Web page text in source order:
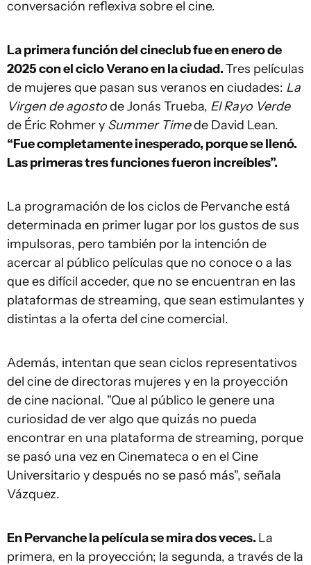
conversación reflexiva sobre el cine.
La primera función del cineclub fue en enero de
2025 con el ciclo Verano en la ciudad.Tres películas
de mujeres que pasan sus veranos en ciudades: La
Virgen de agostode Jonás Trueba, El Rayo Verde
de Éric Rohmer y Summer Timede David Lean.
“Fue completamente inesperado, porque se llenó.
Las primeras tres funciones fueron increíbles”.
La programación de los ciclos de Pervanche está
determinada en primer lugar por los gustos de sus
impulsoras, pero también por la intención de
acercar al público películas que no conoce o a las
que es difícil acceder, que no se encuentran en las
plataformas de streaming, que sean estimulantes y
distintas a la oferta del cine comercial.
Además, intentan que sean ciclos representativos
del cine de directoras mujeres y en la proyección
de cine nacional. "Que al público le genere una
curiosidad de ver algo que quizás no pueda
encontrar en una plataforma de streaming, porque
se pasó una vez en Cinemateca o en el Cine
Universitario y después no se pasó más", señala
Vázquez.
En Pervanche la película se mira dos veces. La
primera, en la proyección; la segunda, a través de la